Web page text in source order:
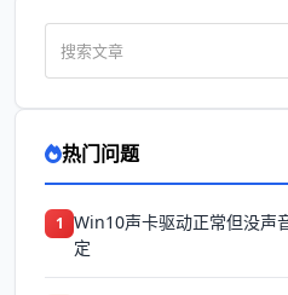
热门问题
1 Win10声卡驱动正常但没声
定